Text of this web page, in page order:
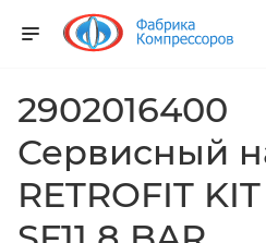
2902016400
Сервисный
RETROFIT